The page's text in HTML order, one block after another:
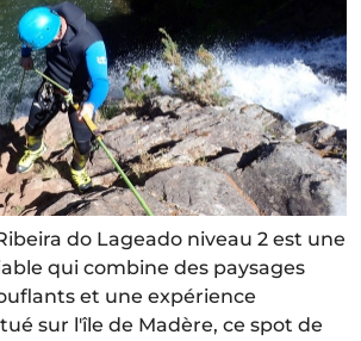
do Lageado niveau 2 est une
qui combine des paysages
et une expérience
sur l'île de Madère, ce spot de